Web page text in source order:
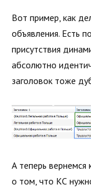
Вот пример, как
объявления. Есть
присутствия
абсолютно
заголовок тоже
А теперь
о том, что КС